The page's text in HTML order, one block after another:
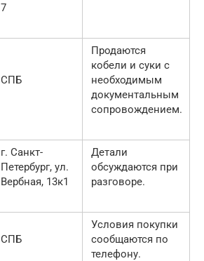
7
СПБ
Продаются
кобели и суки с
необходимым
документальным
сопровождением.
г. Санкт-
Петербург, ул.
Вербная, 13к1
Детали
обсуждаются при
разговоре.
СПБ
Условия покупки
сообщаются по
телефону.